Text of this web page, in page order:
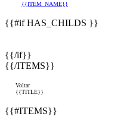
{{ITEM_NAME}}
{{#if HAS_CHILDS }}
{{/if}}
{{/ITEMS}}
Voltar
{{TITLE}}
{{#ITEMS}}